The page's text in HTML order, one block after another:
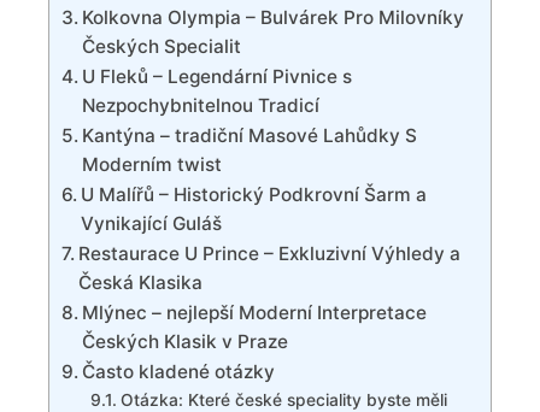
Kolkovna Olympia – Bulvárek Pro Milovníky​
Českých⁤ Specialit
U Fleků⁣ – Legendární Pivnice s
⁤Nezpochybnitelnou Tradicí
Kantýna – tradiční Masové ‌Lahůdky S
Moderním twist
U Malířů – Historický Podkrovní Šarm a
Vynikající Guláš
Restaurace U ⁤Prince – Exkluzivní​ Výhledy a‌
Česká Klasika
Mlýnec – nejlepší Moderní Interpretace
Českých Klasik v Praze
Často kladené otázky
Otázka: ⁢Které české speciality byste⁤ měli